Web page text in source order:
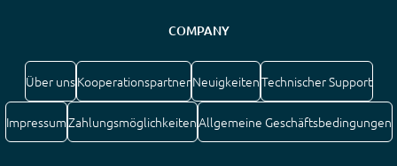
COMPANY
Über unsKooperationspartnerNeuigkeitenTechnischer Support
ImpressumZahlungsmöglichkeitenAllgemeine Geschäftsbedingungen